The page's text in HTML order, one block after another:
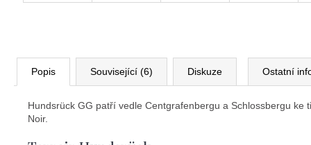
Popis Související (6) Diskuze Ostatní
Hundsrück GG patří vedle Centgrafenbergu a Schlossbergu
Noir.